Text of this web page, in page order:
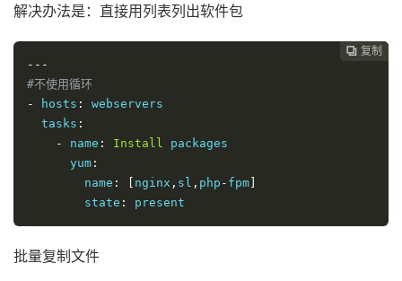
解决办法是：直接用列表列出软件包
 复制
 复制
 复制
 复制
 复制
 复制
 复制
---
#不使用循环
-
hosts :
webservers
  tasks
:
-
name : Install packages
      yum
:
        name
: nginx , sl , php - fpm
        state
: present
批量复制文件